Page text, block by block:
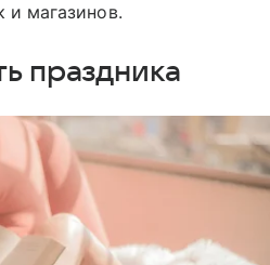
и магазинов.
праздника